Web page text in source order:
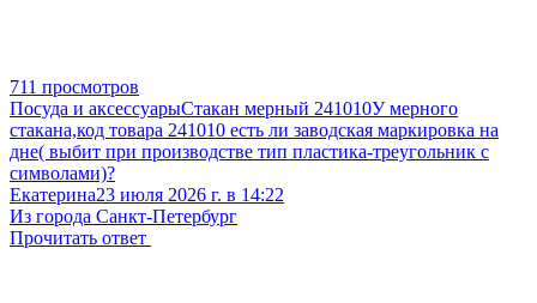
711 просмотров
Посуда и аксессуарыСтакан мерный 241010У мерного
стакана,код товара 241010 есть ли заводская маркировка на
дне( выбит при производстве тип пластика-треугольник с
символами)?
Екатерина23 июля 2026 г. в 14:22
Из города Санкт-Петербург
Прочитать ответ